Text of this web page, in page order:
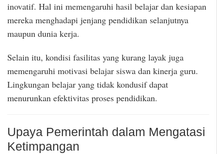
inovatif. Hal ini memengaruhi hasil belajar dan kesiapan
mereka menghadapi jenjang pendidikan selanjutnya
maupun dunia kerja.
Selain itu, kondisi fasilitas yang kurang layak juga
memengaruhi motivasi belajar siswa dan kinerja guru.
Lingkungan belajar yang tidak kondusif dapat
menurunkan efektivitas proses pendidikan.
Upaya Pemerintah dalam Mengatasi
Ketimpangan